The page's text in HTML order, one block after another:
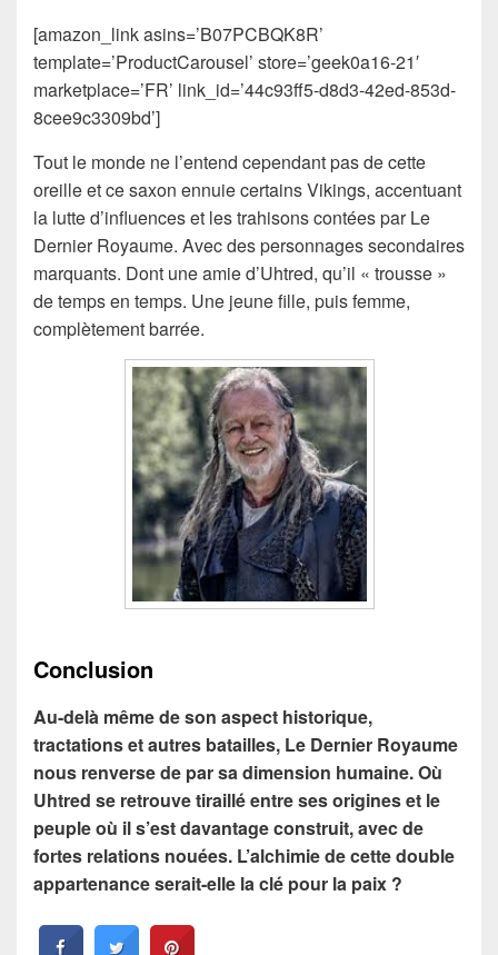
[amazon_link asins=’B07PCBQK8R’
template=’ProductCarousel’ store=’geek0a16-21′
marketplace=’FR’ link_id=’44c93ff5-d8d3-42ed-853d-
8cee9c3309bd’]
Tout le monde ne l’entend cependant pas de cette
oreille et ce saxon ennuie certains Vikings, accentuant
la lutte d’influences et les trahisons contées par Le
Dernier Royaume. Avec des personnages secondaires
marquants. Dont une amie d’Uhtred, qu’il « trousse »
de temps en temps. Une jeune fille, puis femme,
complètement barrée.
Conclusion
Au-delà même de son aspect historique,
tractations et autres batailles, Le Dernier Royaume
nous renverse de par sa dimension humaine. Où
Uhtred se retrouve tiraillé entre ses origines et le
peuple où il s’est davantage construit, avec de
fortes relations nouées. L’alchimie de cette double
appartenance serait-elle la clé pour la paix ?